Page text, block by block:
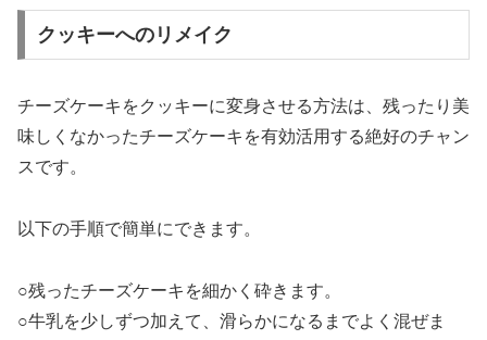
クッキーへのリメイク
チーズケーキをクッキーに変身させる方法は、残ったり美
味しくなかったチーズケーキを有効活用する絶好のチャン
スです。
以下の手順で簡単にできます。
○残ったチーズケーキを細かく砕きます。
○牛乳を少しずつ加えて、滑らかになるまでよく混ぜま